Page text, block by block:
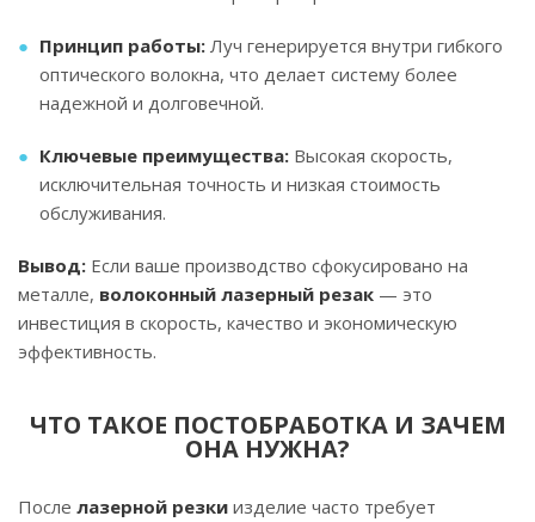
Принцип работы: Луч генерируется внутри гибкого
оптического волокна, что делает систему более
надежной и долговечной.
Ключевые преимущества: Высокая скорость,
исключительная точность и низкая стоимость
обслуживания.
Вывод: Если ваше производство сфокусировано на
металле, волоконный лазерный резак — это
инвестиция в скорость, качество и экономическую
эффективность.
ЧТО ТАКОЕ ПОСТОБРАБОТКА И ЗАЧЕМ
ОНА НУЖНА?
После лазерной резки изделие часто требует